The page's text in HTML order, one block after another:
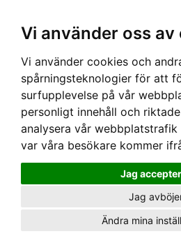
Vi använder oss av
Vi använder cookies och
spårningsteknologier för att
surfupplevelse på vår
personligt innehåll och
analysera vår
var våra besökare kommer
Jag
Jag
Ändra mina
Hem› ACCESSOARER ›FLUGOR & SLIPSAR ›